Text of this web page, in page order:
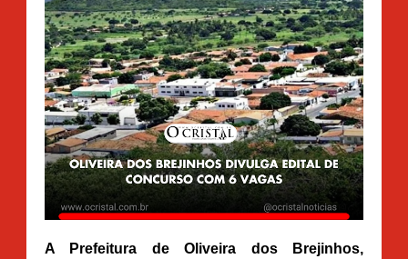
A Prefeitura de Oliveira dos Brejinhos,